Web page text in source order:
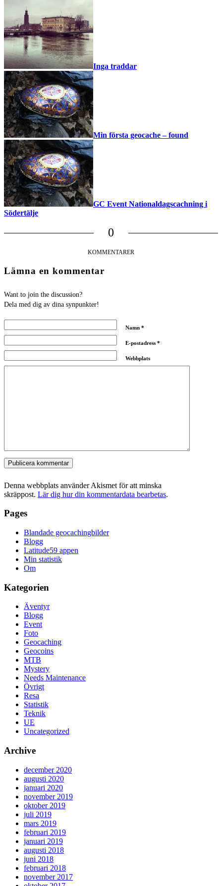
Inga traddar
Min första geocache – found
GC Event Nationaldagscachning i
Södertälje
0
KOMMENTARER
Lämna en kommentar
Want to join the discussion?
Dela med dig av dina synpunkter!
Namn *
E-postadress *
Webbplats
Denna webbplats använder Akismet för att minska
skräppost. Lär dig hur din kommentardata bearbetas.
Pages
Blandade geocachingbilder
Blogg
Latitude59 appen
Min statistik
Om
Kategorien
Äventyr
Blogg
Event
Foto
Geocaching
Geocoins
MTB
Mystery
Needs Maintenance
Övrigt
Resa
Statistik
Teknik
UE
Uncategorized
Archive
december 2020
augusti 2020
januari 2020
november 2019
oktober 2019
juli 2019
mars 2019
februari 2019
januari 2019
augusti 2018
juni 2018
februari 2018
november 2017